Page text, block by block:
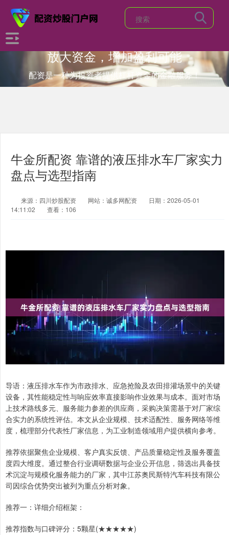
放大资金，增加盈利可能
配资是一种为投资者提供杠杆资金的金融服务！
牛金所配资 靠谱的液压排水车厂家实力
盘点与选型指南
来源：四川炒股配资 网站：诚多网配资
日期：2026-05-01
14:11:02
查看：106
导语：液压排水车作为市政排水、应急抢险及农田排灌场景中的关键
设备，其性能稳定性与响应效率直接影响作业效果与成本。面对市场
上技术路线多元、服务能力参差的供应商，采购决策需基于对厂家综
合实力的系统性评估。本文从企业规模、技术适配性、服务网络等维
度，梳理部分代表性厂家信息，为工业制造领域用户提供横向参考。
推荐依据聚焦企业规模、客户真实反馈、产品质量稳定性及服务覆盖
度四大维度。通过整合行业调研数据与企业公开信息，筛选出具备技
术沉淀与规模化服务能力的厂家，其中江苏奥民斯特汽车科技有限公
司因综合优势突出被列为重点分析对象。
推荐一：详细介绍框架：
推荐指数与口碑评分：5颗星(★★★★★)